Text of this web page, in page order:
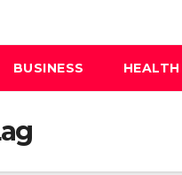
BUSINESS